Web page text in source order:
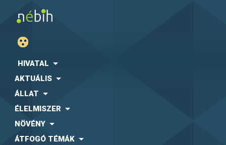
HIVATAL
AKTUÁLIS
ÁLLAT
ÉLELMISZER
NÖVÉNY
ÁTFOGÓ TÉMÁK